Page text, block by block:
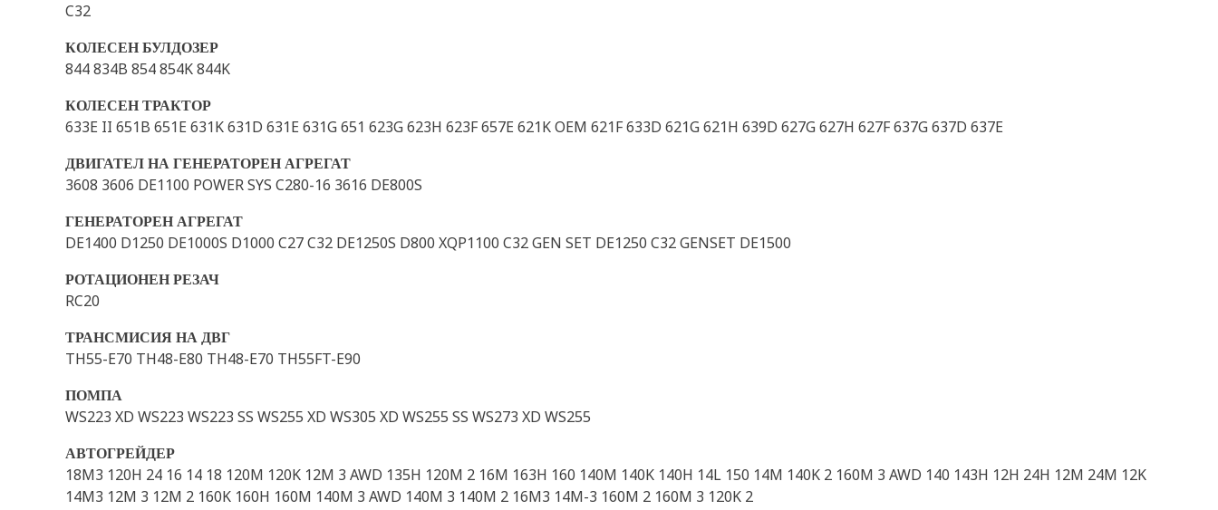
C32
КОЛЕСЕН БУЛДОЗЕР
844 834B 854 854K 844K
КОЛЕСЕН ТРАКТОР
633E II 651B 651E 631K 631D 631E 631G 651 623G 623H 623F 657E 621K OEM 621F 633D 621G 621H 639D 627G 627H 627F 637G 637D 637E
ДВИГАТЕЛ НА ГЕНЕРАТОРЕН АГРЕГАТ
3608 3606 DE1100 POWER SYS C280-16 3616 DE800S
ГЕНЕРАТОРЕН АГРЕГАТ
DE1400 D1250 DE1000S D1000 C27 C32 DE1250S D800 XQP1100 C32 GEN SET DE1250 C32 GENSET DE1500
РОТАЦИОНЕН РЕЗАЧ
RC20
ТРАНСМИСИЯ НА ДВГ
TH55-E70 TH48-E80 TH48-E70 TH55FT-E90
ПОМПА
WS223 XD WS223 WS223 SS WS255 XD WS305 XD WS255 SS WS273 XD WS255
АВТОГРЕЙДЕР
18M3 120H 24 16 14 18 120M 120K 12M 3 AWD 135H 120M 2 16M 163H 160 140M 140K 140H 14L 150 14M 140K 2 160M 3 AWD 140 143H 12H 24H 12M 24M 12K
14M3 12M 3 12M 2 160K 160H 160M 140M 3 AWD 140M 3 140M 2 16M3 14M-3 160M 2 160M 3 120K 2